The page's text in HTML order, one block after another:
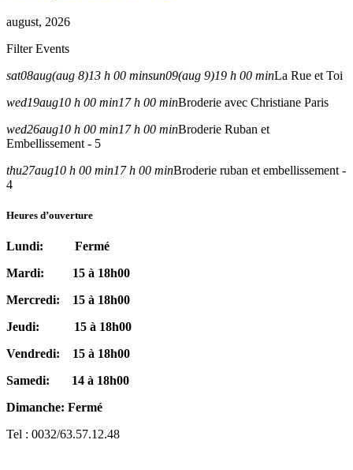
august, 2026
Filter Events
sat08aug(aug 8)13 h 00 minsun09(aug 9)19 h 00 minLa Rue et Toi
wed19aug10 h 00 min17 h 00 minBroderie avec Christiane Paris
wed26aug10 h 00 min17 h 00 minBroderie Ruban et
Embellissement - 5
thu27aug10 h 00 min17 h 00 minBroderie ruban et embellissement -
4
Heures d’ouverture
Lundi: Fermé
Mardi: 15 à 18h00
Mercredi: 15 à 18h00
Jeudi: 15 à 18h00
Vendredi: 15 à 18h00
Samedi: 14 à 18h00
Dimanche: Fermé
Tel : 0032/63.57.12.48